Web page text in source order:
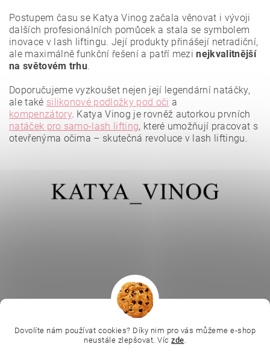
Vložením hodnocení souhlasíte se zásadami ochrany
osobních údajů.
Postupem času se Katya Vinog začala věnovat i vývoji
dalších profesionálních pomůcek a stala se symbolem
inovace v lash liftingu. Její produkty přinášejí netradiční,
ale maximálně funkční řešení a patří mezinejkvalitnější
na světovém trhu.
Doporučujeme vyzkoušet nejen její legendární natáčky,
ale také silikonové podložky pod oči a
kompenzátory. Katya Vinog je rovněž autorkou prvních
natáček pro samo-lash lifting, které umožňují pracovat s
otevřenýma očima – skutečná revoluce v lash liftingu.
L.C.P. Paris |
Online kosmetické kurzy | Kozmetickyobchod.sk
Dovolíte nám používat cookies? Díky nim pro vás můžeme e-shop
neustále zlepšovat. Víc zde.